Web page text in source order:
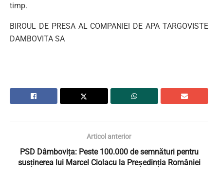
timp.
BIROUL DE PRESA AL COMPANIEI DE APA TARGOVISTE
DAMBOVITA SA
Articol anterior
PSD Dâmbovița: Peste 100.000 de semnături pentru
susținerea lui Marcel Ciolacu la Președinția României